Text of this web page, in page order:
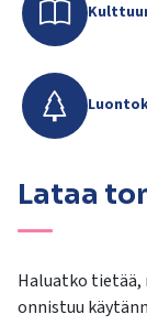
Lataa
Haluatko
onnistuu